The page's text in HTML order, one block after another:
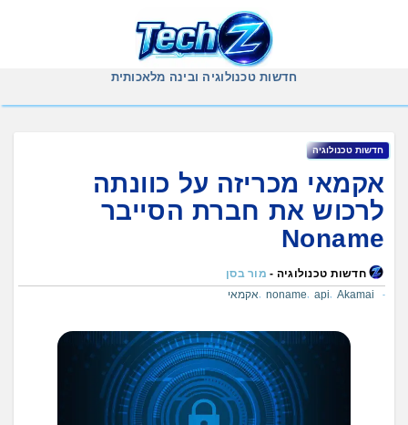
חדשות טכנולוגיה ובינה מלאכותית
חדשות טכנולוגיה
אקמאי מכריזה על כוונתה
לרכוש את חברת הסייבר
Noname
חדשות טכנולוגיה - מור בסן
Akamai
api
noname אקמאי